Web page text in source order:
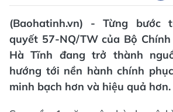
(Baohatinh.vn) - Từng bước
quyết 57-NQ/TW của Bộ
Hà Tĩnh đang trở thành
hướng tới nền hành chính
minh bạch hơn và hiệu quả hơn.